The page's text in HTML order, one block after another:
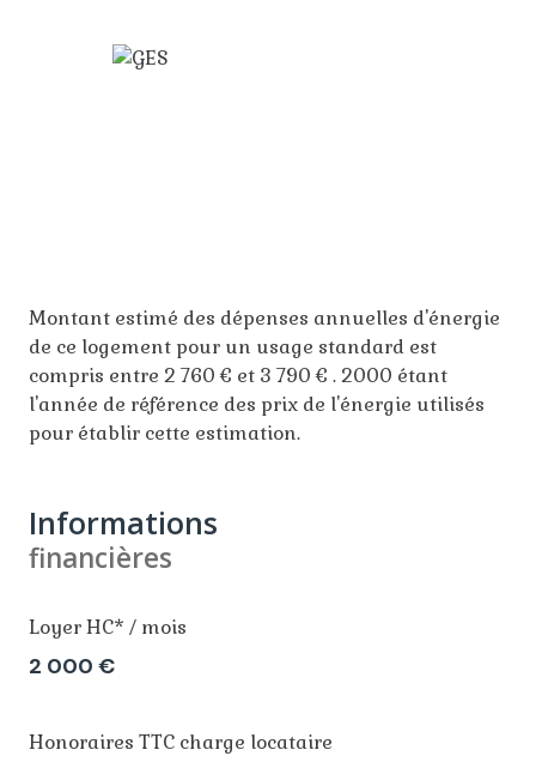
Montant estimé des dépenses annuelles d'énergie
de ce logement pour un usage standard est
compris entre 2 760 € et 3 790 € . 2000 étant
l'année de référence des prix de l'énergie utilisés
pour établir cette estimation.
Informations
financières
Loyer HC* / mois
2 000 €
Honoraires TTC charge locataire